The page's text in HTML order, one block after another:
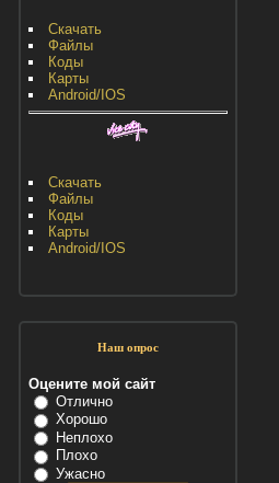
Скачать
Файлы
Коды
Карты
Android/IOS
Скачать
Файлы
Коды
Карты
Android/IOS
Наш опрос
Оцените мой сайт
Отлично
Хорошо
Неплохо
Плохо
Ужасно